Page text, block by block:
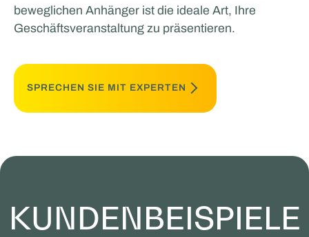
beweglichen Anhänger ist die ideale Art, Ihre
Geschäftsveranstaltung zu präsentieren.
SPRECHEN SIE MIT EXPERTEN
KUNDENBEISPIELE